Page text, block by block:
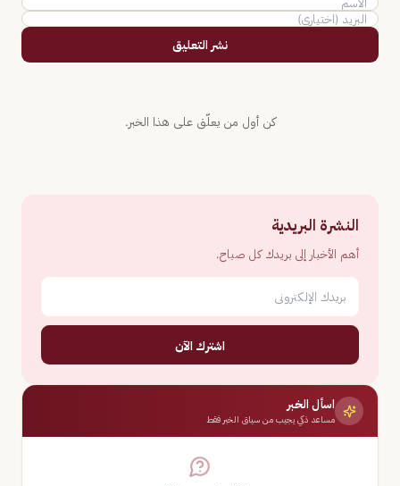
نشر التعليق
كن أول من يعلّق على هذا الخبر.
النشرة البريدية
أهم الأخبار إلى بريدك كل صباح.
اشترك الآن
اسأل الخبر
مساعد ذكي يجيب من سياق الخبر فقط